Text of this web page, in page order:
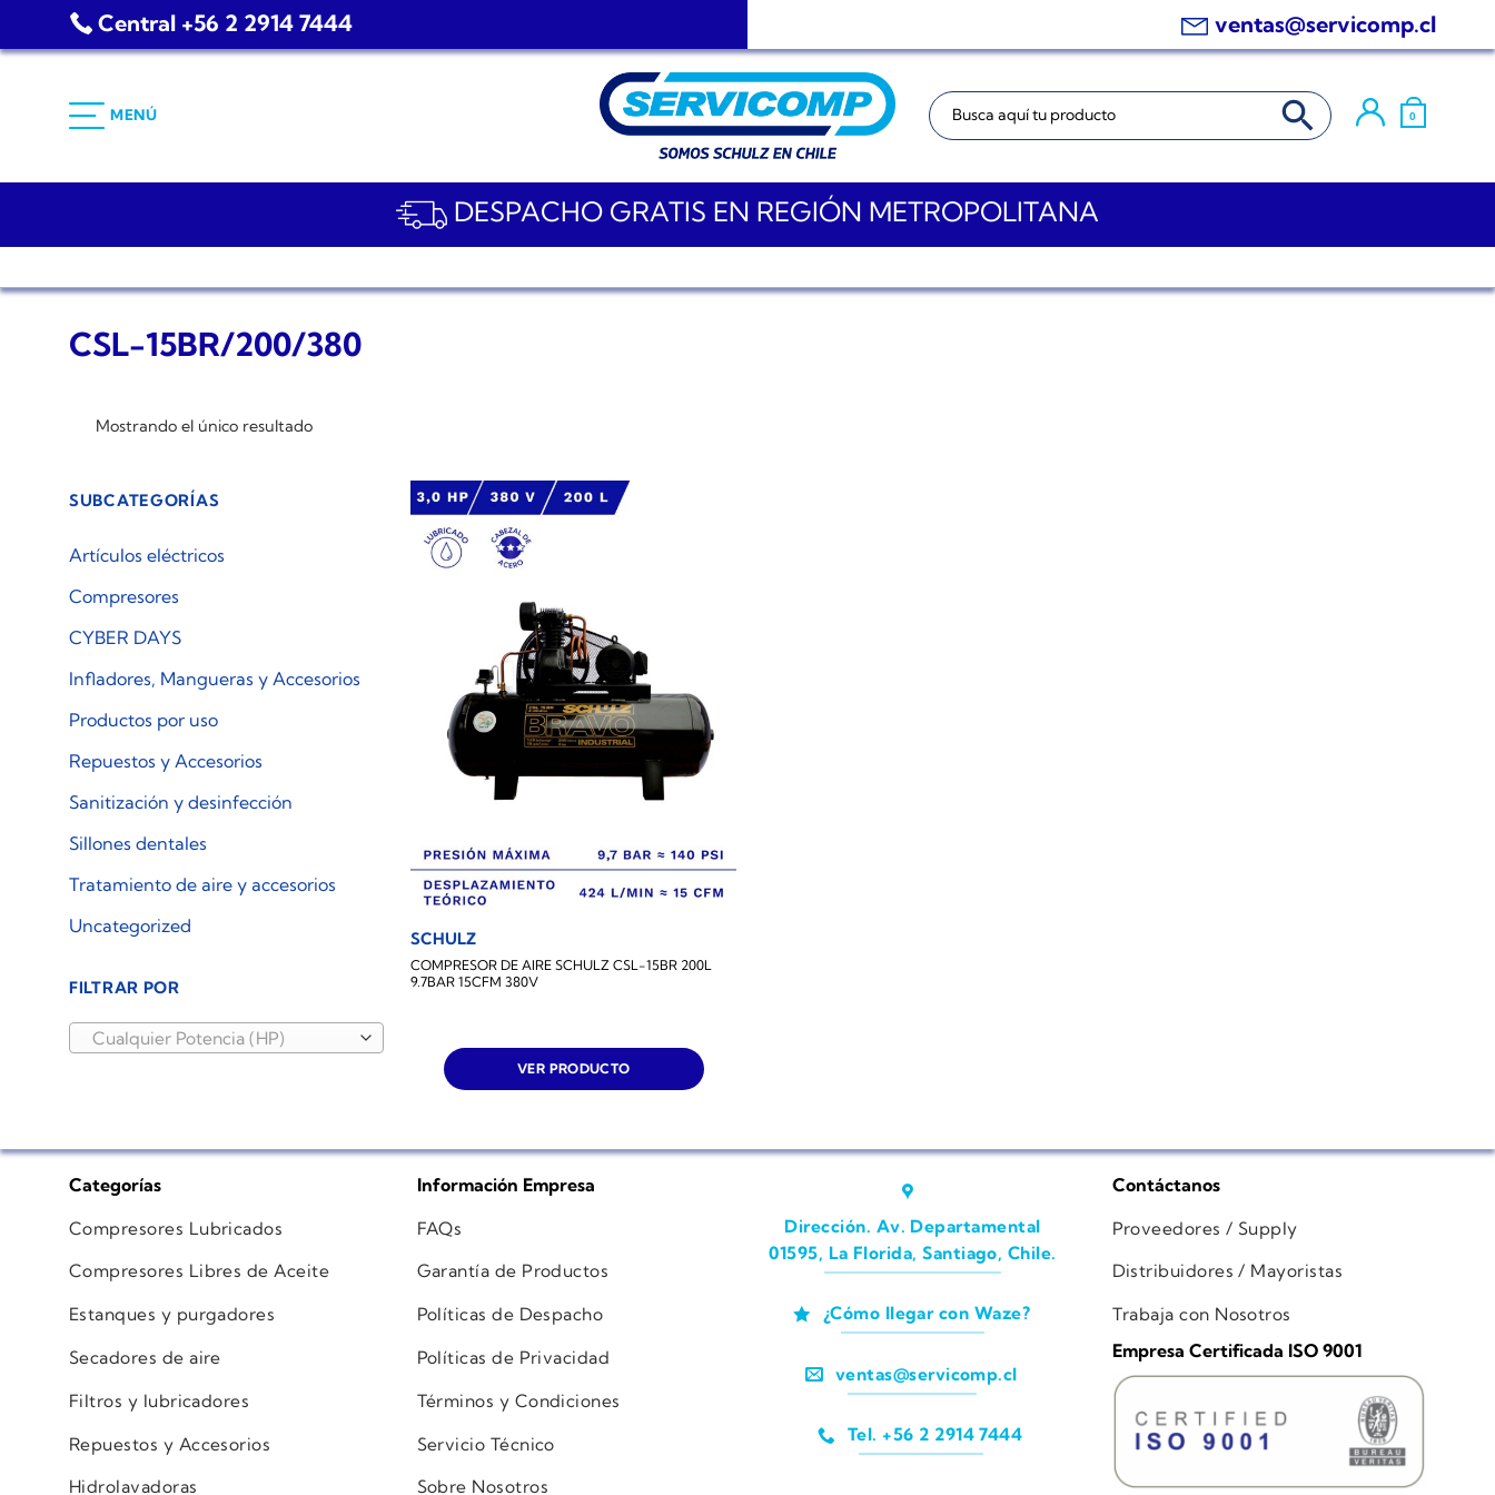
Central +56 2 2914 7444 ventas@servicomp.cl
MENÚ
Buscar: BOTÓN DE BÚSQUEDA
0
DESPACHO GRATIS EN REGIÓN METROPOLITANA
CSL-15BR/200/380
Mostrando el único resultado
SUBCATEGORÍAS
Artículos eléctricos
Compresores
CYBER DAYS
Infladores, Mangueras y Accesorios
Productos por uso
Repuestos y Accesorios
Sanitización y desinfección
Sillones dentales
Tratamiento de aire y accesorios
Uncategorized
FILTRAR POR
Cualquier Potencia (HP)
SCHULZ
COMPRESOR DE AIRE SCHULZ CSL-15BR 200L
9.7BAR 15CFM 380V
VER PRODUCTO
Categorías
Compresores Lubricados
Compresores Libres de Aceite
Estanques y purgadores
Secadores de aire
Filtros y lubricadores
Repuestos y Accesorios
Hidrolavadoras
Información Empresa
FAQs
Garantía de Productos
Políticas de Despacho
Políticas de Privacidad
Términos y Condiciones
Servicio Técnico
Sobre Nosotros
Dirección. Av. Departamental
01595, La Florida, Santiago, Chile.
¿Cómo llegar con Waze?
ventas@servicomp.cl
Tel. +56 2 2914 7444
Contáctanos
Proveedores / Supply
Distribuidores / Mayoristas
Trabaja con Nosotros
Empresa Certificada ISO 9001